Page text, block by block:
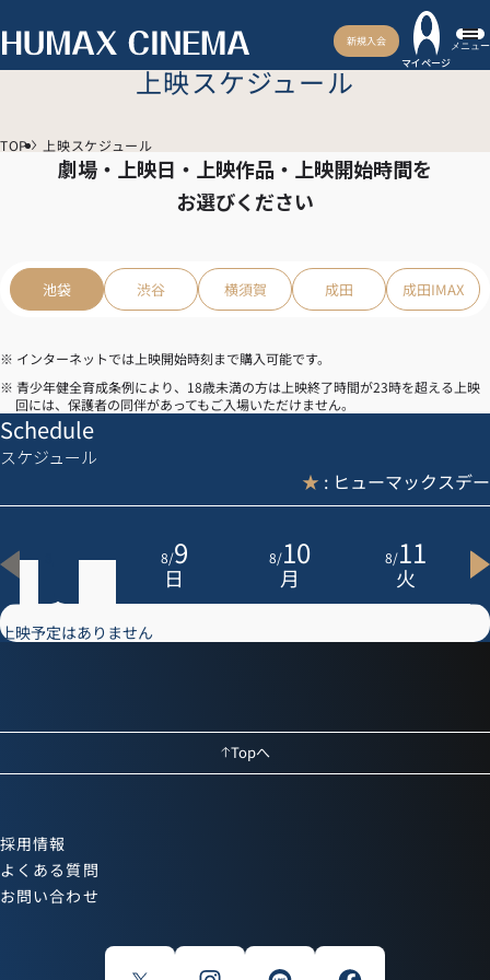
新規入会
マイページ
メニュー
上映スケジュール
TOP 上映スケジュール
劇場・上映日・上映作品・上映開始時間を
お選びください
池袋 渋谷 横須賀 成田 成田IMAX
※ インターネットでは上映開始時刻まで購入可能です。
※ 青少年健全育成条例により、18歳未満の方は上映終了時間が23時を超える上映
回には、保護者の同伴があってもご入場いただけません。
Schedule
スケジュール
★ : ヒューマックスデー
8/9
日
8/10
月
8/11
火
上映予定はありません
Topへ
採用情報
よくある質問
お問い合わせ